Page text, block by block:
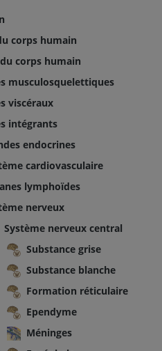
corps humain
corps humain
musculosquelettiques
viscéraux
intégrants
endocrines
cardiovasculaire
lymphoïdes
nerveux
Système nerveux central
Substance grise
Substance blanche
Formation réticulaire
Ependyme
Méninges